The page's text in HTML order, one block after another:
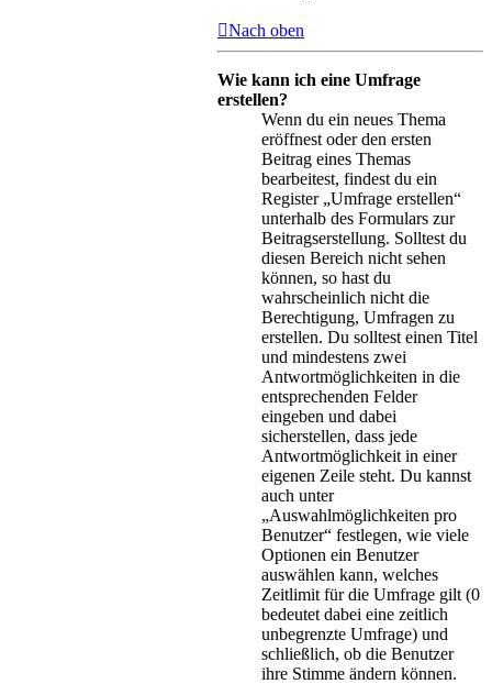
Nach oben
Wie kann ich eine Umfrage
erstellen?
Wenn du ein neues Thema
eröffnest oder den ersten
Beitrag eines Themas
bearbeitest, findest du ein
Register „Umfrage erstellen“
unterhalb des Formulars zur
Beitragserstellung. Solltest du
diesen Bereich nicht sehen
können, so hast du
wahrscheinlich nicht die
Berechtigung, Umfragen zu
erstellen. Du solltest einen Titel
und mindestens zwei
Antwortmöglichkeiten in die
entsprechenden Felder
eingeben und dabei
sicherstellen, dass jede
Antwortmöglichkeit in einer
eigenen Zeile steht. Du kannst
auch unter
„Auswahlmöglichkeiten pro
Benutzer“ festlegen, wie viele
Optionen ein Benutzer
auswählen kann, welches
Zeitlimit für die Umfrage gilt (0
bedeutet dabei eine zeitlich
unbegrenzte Umfrage) und
schließlich, ob die Benutzer
ihre Stimme ändern können.